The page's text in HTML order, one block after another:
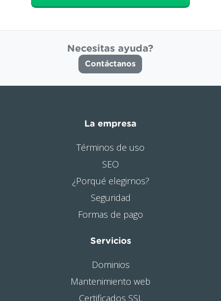
Necesitas ayuda?
Contáctanos
La empresa
Términos de uso
SEO
¿Porqué elegirnos?
Seguridad
Formas de pago
Servicios
Dominios
Mantenimiento web
Certificados SSL